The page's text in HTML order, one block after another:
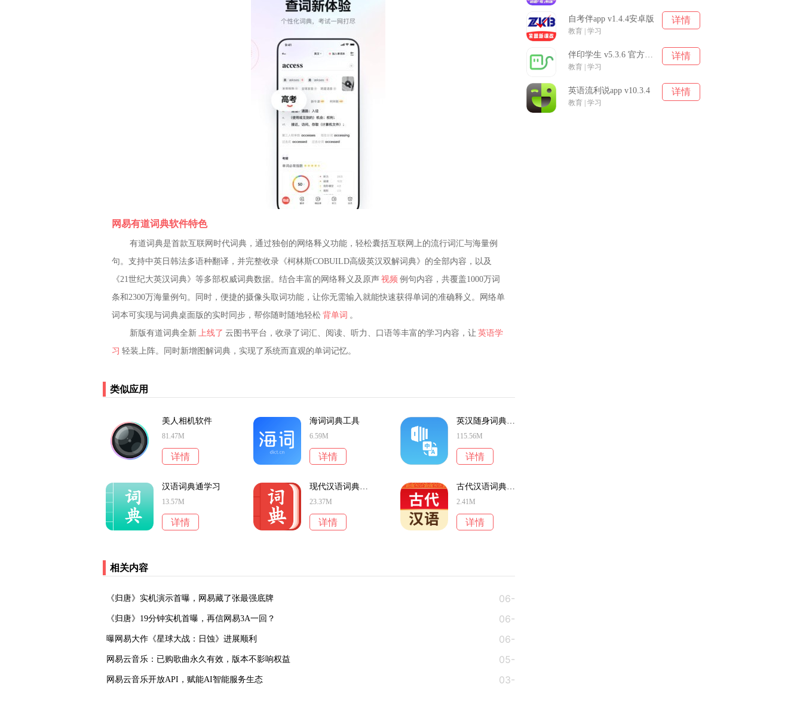
网易有道词典软件特色
有道词典是首款互联网时代词典，通过独创的网络释义功能，轻松囊括互联网上的流行词汇与海量例
句。支持中英日韩法多语种翻译，并完整收录《柯林斯COBUILD高级英汉双解词典》的全部内容，以及
《21世纪大英汉词典》等多部权威词典数据。结合丰富的网络释义及原声 视频 例句内容，共覆盖1000万词
条和2300万海量例句。同时，便捷的摄像头取词功能，让你无需输入就能快速获得单词的准确释义。网络单
词本可实现与词典桌面版的实时同步，帮你随时随地轻松 背单词 。
新版有道词典全新 上线了 云图书平台，收录了词汇、阅读、听力、口语等丰富的学习内容，让 英语学
习 轻装上阵。同时新增图解词典，实现了系统而直观的单词记忆。
类似应用
美人相机软件
81.47M
详情
海词词典工具
6.59M
详情
英汉随身词典学习
115.56M
详情
汉语词典通学习
13.57M
详情
现代汉语词典学习大全
23.37M
详情
古代汉语词典学习
2.41M
详情
相关内容
《归唐》实机演示首曝，网易藏了张最强底牌
06-
10
《归唐》19分钟实机首曝，再信网易3A一回？
06-
09
曝网易大作《星球大战：日蚀》进展顺利
06-
02
网易云音乐：已购歌曲永久有效，版本不影响权益
05-
09
‌网易云音乐开放API，赋能AI智能服务生态‌
03-
自考伴app v1.4.4安卓版
教育 | 学习
详情
伴印学生 v5.3.6 官方安卓版
教育 | 学习
详情
英语流利说app v10.3.4
教育 | 学习
详情